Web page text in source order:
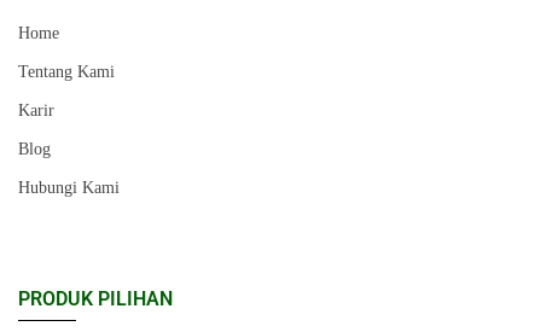
Home
Tentang Kami
Karir
Blog
Hubungi Kami
PRODUK PILIHAN